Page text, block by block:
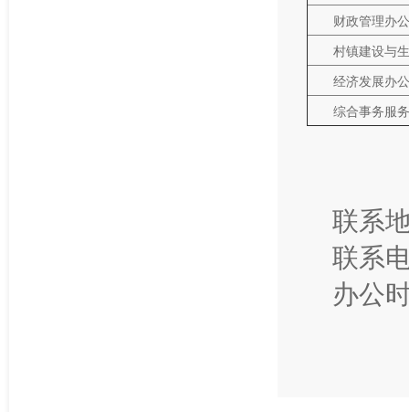
财政管理办
村镇建设与
经济发展办
综合事务服
联系
联系
办公